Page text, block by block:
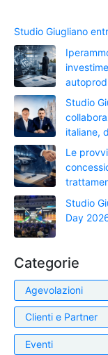
Studio Giugliano
Studio
italiane,
Le
Studio
Day
Categorie
Agevolazioni
Clienti e Partner
Eventi